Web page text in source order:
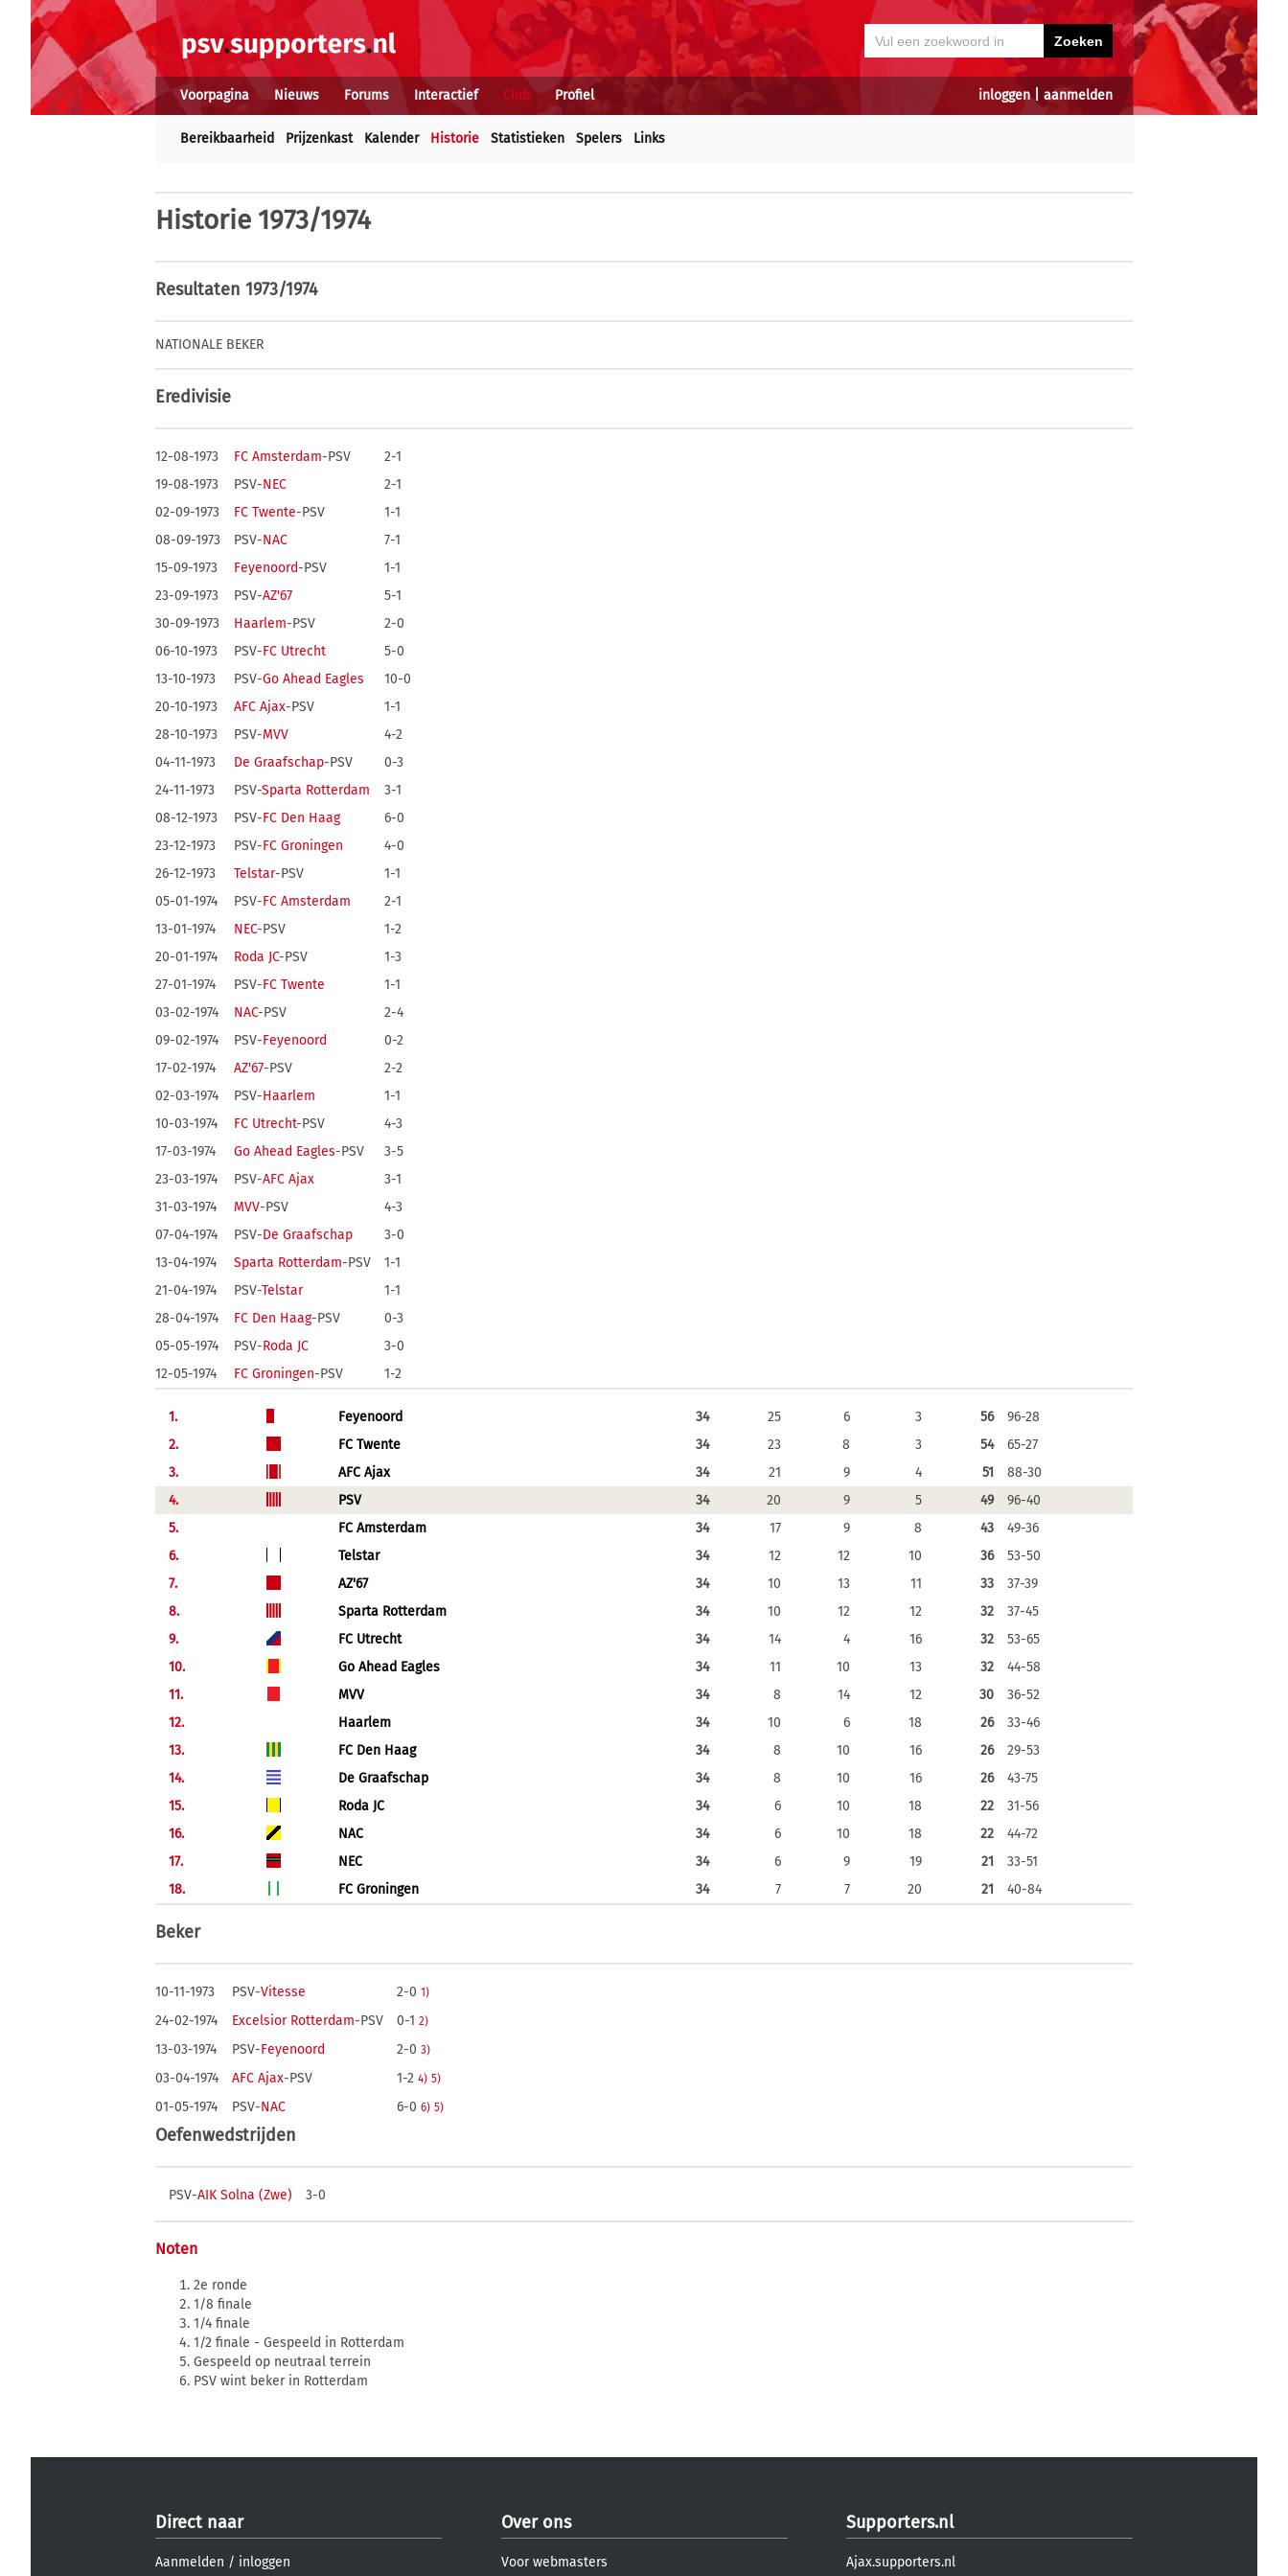
inloggen| aanmelden
Voorpagina Nieuws Forums Interactief Club Profiel
Bereikbaarheid Prijzenkast Kalender Historie Statistieken Spelers Links
Historie 1973/1974
Resultaten 1973/1974
NATIONALE BEKER
Eredivisie
12-08-1973 FC Amsterdam-PSV
2-1
19-08-1973
PSV-NEC
2-1
02-09-1973
FC Twente-PSV
1-1
08-09-1973
PSV-NAC
7-1
15-09-1973
Feyenoord-PSV
1-1
23-09-1973
PSV-AZ'67
5-1
30-09-1973
Haarlem-PSV
2-0
06-10-1973
PSV-FC Utrecht
5-0
13-10-1973
PSV-Go Ahead Eagles
10-0
20-10-1973
AFC Ajax-PSV
1-1
28-10-1973
PSV-MVV
4-2
04-11-1973
De Graafschap-PSV
0-3
24-11-1973
PSV-Sparta Rotterdam
3-1
08-12-1973
PSV-FC Den Haag
6-0
23-12-1973
PSV-FC Groningen
4-0
26-12-1973
Telstar-PSV
1-1
05-01-1974
PSV-FC Amsterdam
2-1
13-01-1974
NEC-PSV
1-2
20-01-1974
Roda JC-PSV
1-3
27-01-1974
PSV-FC Twente
1-1
03-02-1974
NAC-PSV
2-4
09-02-1974
PSV-Feyenoord
0-2
17-02-1974
AZ'67-PSV
2-2
02-03-1974
PSV-Haarlem
1-1
10-03-1974
FC Utrecht-PSV
4-3
17-03-1974
Go Ahead Eagles-PSV
3-5
23-03-1974
PSV-AFC Ajax
3-1
31-03-1974
MVV-PSV
4-3
07-04-1974
PSV-De Graafschap
3-0
13-04-1974
Sparta Rotterdam-PSV
1-1
21-04-1974
PSV-Telstar
1-1
28-04-1974
FC Den Haag-PSV
0-3
05-05-1974
PSV-Roda JC
3-0
12-05-1974
FC Groningen-PSV 1-2
1. Feyenoord 34 25 6 3 56
96-28
2.
FC Twente 34 23 8 3 54
65-27
3.
AFC Ajax 34 21 9 4 51
88-30
4.
PSV 34 20 9 5 49
96-40
5.
FC Amsterdam 34 17 9 8 43
49-36
6.
Telstar 34 12 12 10 36
53-50
7.
AZ'67 34 10 13 11 33
37-39
8.
Sparta Rotterdam 34 10 12 12 32
37-45
9.
FC Utrecht 34 14 4 16 32
53-65
10.
Go Ahead Eagles 34 11 10 13 32
44-58
11.
MVV 34 8 14 12 30
36-52
12.
Haarlem 34 10 6 18 26
33-46
13.
FC Den Haag 34 8 10 16 26
29-53
14.
De Graafschap 34 8 10 16 26
43-75
15.
Roda JC 34 6 10 18 22
31-56
16.
NAC 34 6 10 18 22
44-72
17.
NEC 34 6 9 19 21
33-51
18.
FC Groningen 34 7 7 20 21 40-84
Beker
10-11-1973 PSV-Vitesse 2-0 1)
24-02-1974 Excelsior Rotterdam-PSV 0-1 2)
13-03-1974 PSV-Feyenoord 2-0 3)
03-04-1974 AFC Ajax-PSV 1-2 4) 5)
01-05-1974 PSV-NAC 6-0 6) 5)
Oefenwedstrijden
PSV-AIK Solna (Zwe) 3-0
Noten
2e ronde
1/8 finale
1/4 finale
1/2 finale - Gespeeld in Rotterdam
Gespeeld op neutraal terrein
PSV wint beker in Rotterdam
Direct naar
Aanmelden / inloggen
Over ons
Voor webmasters
Supporters.nl
Ajax.supporters.nl